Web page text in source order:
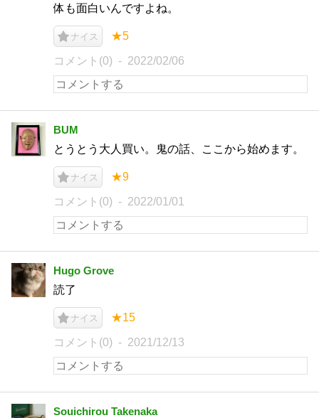
体も面白いんですよね。
ナイス ★5
コメント(0) 2022/02/06
BUM
とうとう大人買い。鬼の話、ここから始めます。
ナイス ★9
コメント(0) 2022/01/01
Hugo Grove
読了
ナイス ★15
コメント(0) 2021/12/13
Souichirou Takenaka